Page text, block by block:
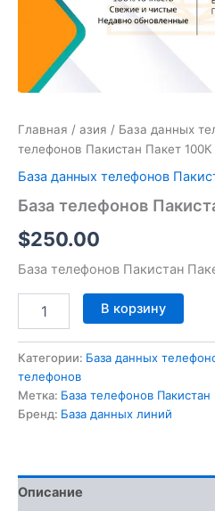
Главная / азия / База данных
телефонов Пакистан Пакет 100К
База данных телефонов
База телефонов
$250.00
База телефонов Пакистан
В корзину
Категории: База данных
телефонов
Метка: База телефонов Пакистан
Бренд: База данных линий
Описание